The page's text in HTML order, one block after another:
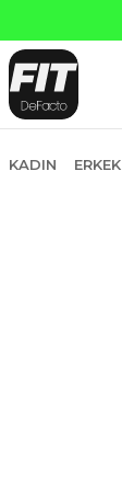
KADIN ERKEK